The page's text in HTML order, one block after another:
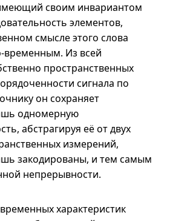
своим инвариантом
элементов,
смысле этого слова
временным. Из всей
пространственных
сигнала по
он сохраняет
одномерную
абстрагируя её от двух
измерений,
закодированы, и тем самым
непрерывности.
характеристик